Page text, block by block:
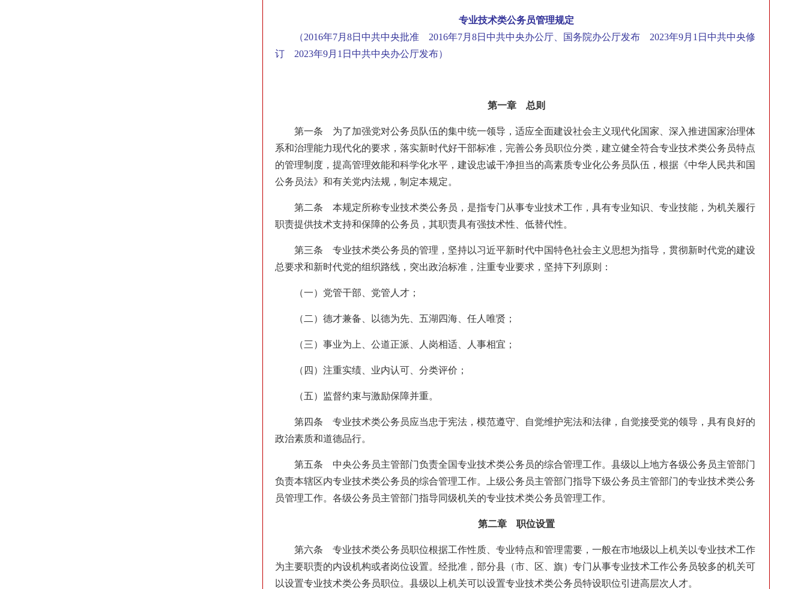
专业技术类公务员管理规定
（2016年7月8日中共中央批准 2016年7月8日中共中央办公厅、国务院办公厅发布 2023年9月1日中共中央修
订 2023年9月1日中共中央办公厅发布）
第一章 总则
第一条 为了加强党对公务员队伍的集中统一领导，适应全面建设社会主义现代化国家、深入推进国家治理体
系和治理能力现代化的要求，落实新时代好干部标准，完善公务员职位分类，建立健全符合专业技术类公务员特点
的管理制度，提高管理效能和科学化水平，建设忠诚干净担当的高素质专业化公务员队伍，根据《中华人民共和国
公务员法》和有关党内法规，制定本规定。
第二条 本规定所称专业技术类公务员，是指专门从事专业技术工作，具有专业知识、专业技能，为机关履行
职责提供技术支持和保障的公务员，其职责具有强技术性、低替代性。
第三条 专业技术类公务员的管理，坚持以习近平新时代中国特色社会主义思想为指导，贯彻新时代党的建设
总要求和新时代党的组织路线，突出政治标准，注重专业要求，坚持下列原则：
（一）党管干部、党管人才；
（二）德才兼备、以德为先、五湖四海、任人唯贤；
（三）事业为上、公道正派、人岗相适、人事相宜；
（四）注重实绩、业内认可、分类评价；
（五）监督约束与激励保障并重。
第四条 专业技术类公务员应当忠于宪法，模范遵守、自觉维护宪法和法律，自觉接受党的领导，具有良好的
政治素质和道德品行。
第五条 中央公务员主管部门负责全国专业技术类公务员的综合管理工作。县级以上地方各级公务员主管部门
负责本辖区内专业技术类公务员的综合管理工作。上级公务员主管部门指导下级公务员主管部门的专业技术类公务
员管理工作。各级公务员主管部门指导同级机关的专业技术类公务员管理工作。
第二章 职位设置
第六条 专业技术类公务员职位根据工作性质、专业特点和管理需要，一般在市地级以上机关以专业技术工作
为主要职责的内设机构或者岗位设置。经批准，部分县（市、区、旗）专门从事专业技术工作公务员较多的机关可
以设置专业技术类公务员职位。县级以上机关可以设置专业技术类公务员特设职位引进高层次人才。